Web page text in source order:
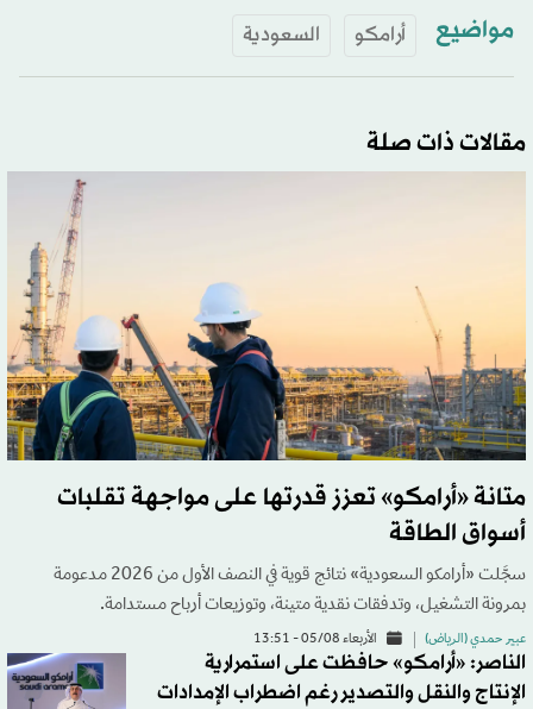
مواضيع أرامكو السعودية
مقالات ذات صلة
متانة «أرامكو» تعزز قدرتها على مواجهة تقلبات
أسواق الطاقة
سجَّلت «أرامكو السعودية» نتائج قوية في النصف الأول من 2026 مدعومة
بمرونة التشغيل، وتدفقات نقدية متينة، وتوزيعات أرباح مستدامة.
عبير حمدي (الرياض) الأربعاء 05/08 - 13:51
الناصر: «أرامكو» حافظت على استمرارية
الإنتاج والنقل والتصدير رغم اضطراب الإمدادات